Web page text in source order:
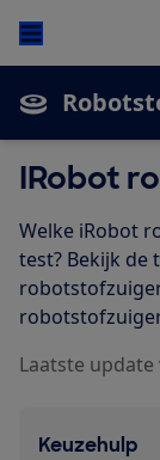
IRobot
Welke iRobot
test? Bekijk de
Laatste update
Keuzehulp